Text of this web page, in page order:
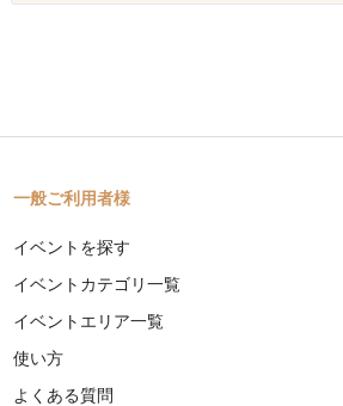
一般ご利用者様
イベントを探す
イベントカテゴリ一覧
イベントエリア一覧
使い方
よくある質問